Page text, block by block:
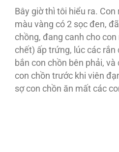
Bây giờ thì tôi hiểu ra.
màu vàng có 2 sọc đen,
chồng, đang canh cho con
chết) ấp trứng, lúc các rắn
bắn con chồn bên phải,
con chồn trước khi viên
sợ con chồn ăn mất các